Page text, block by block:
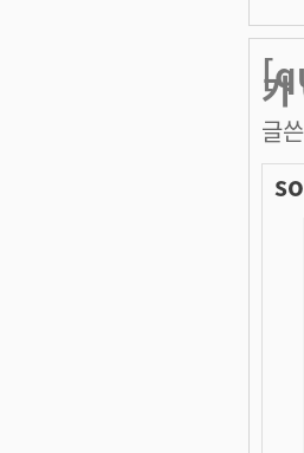
가
글